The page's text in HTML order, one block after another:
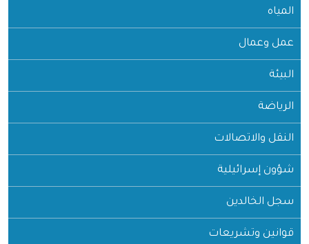
المياه
عمل وعمال
البيئة
الرياضة
النقل والاتصالات
شؤون إسرائيلية
سجل الخالدين
قوانين وتشريعات